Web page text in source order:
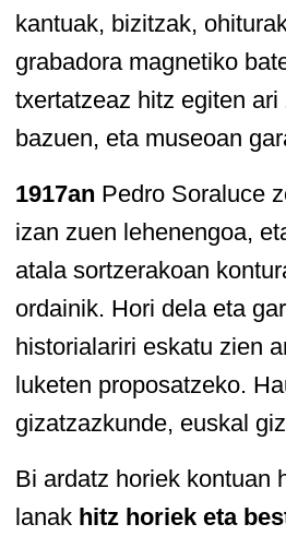
kantuak, bizitzak,
grabadora magnetiko
txertatzeaz hitz egiten
bazuen, eta museoan
1917an Pedro Soraluce
izan zuen lehenengoa,
atala sortzerakoan
ordainik. Hori dela eta
historialariri eskatu zien
luketen proposatzeko.
gizatzazkunde, euskal
Bi ardatz horiek kontuan
lanak hitz horiek eta